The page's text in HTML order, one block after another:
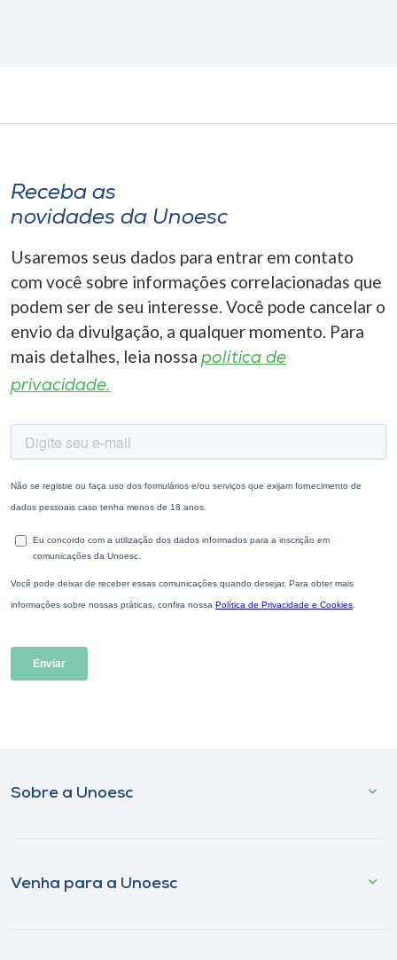
Receba as
novidades da Unoesc
Usaremos seus dados para entrar em contato
com você sobre informações correlacionadas que
podem ser de seu interesse. Você pode cancelar o
envio da divulgação, a qualquer momento. Para
mais detalhes, leia nossa política de
privacidade.
Sobre a Unoesc
Venha para a Unoesc